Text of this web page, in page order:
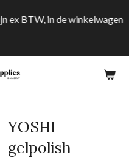
ex BTW, in de winkelwagen
YOSHI
gelpolish